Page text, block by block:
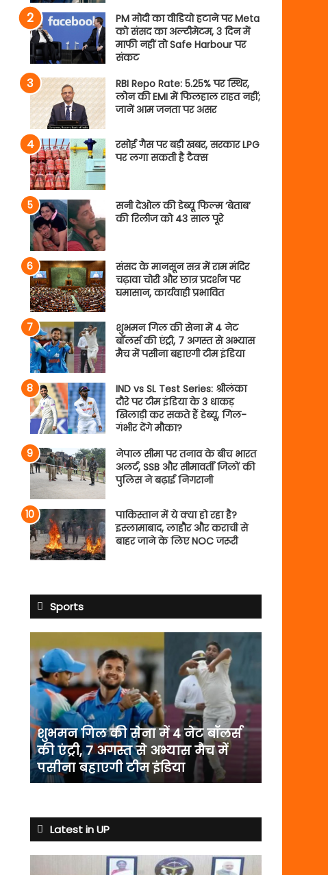
PM मोदी का वीडियो हटाने पर Meta
को संसद का अल्टीमेटम, 3 दिन में
माफी नहीं तो Safe Harbour पर
संकट
RBI Repo Rate: 5.25% पर स्थिर,
लोन की EMI में फिलहाल राहत नहीं;
जानें आम जनता पर असर
रसोई गैस पर बड़ी खबर, सरकार LPG
पर लगा सकती है टैक्स
सनी देओल की डेब्यू फिल्म ‘बेताब’
की रिलीज को 43 साल पूरे
संसद के मानसून सत्र में राम मंदिर
चढ़ावा चोरी और छात्र प्रदर्शन पर
घमासान, कार्यवाही प्रभावित
शुभमन गिल की सेना में 4 नेट
बॉलर्स की एंट्री, 7 अगस्त से अभ्यास
मैच में पसीना बहाएगी टीम इंडिया
IND vs SL Test Series: श्रीलंका
दौरे पर टीम इंडिया के 3 धाकड़
खिलाड़ी कर सकते हैं डेब्यू, गिल-
गंभीर देंगे मौका?
नेपाल सीमा पर तनाव के बीच भारत
अलर्ट, SSB और सीमावर्ती जिलों की
पुलिस ने बढ़ाई निगरानी
पाकिस्तान में ये क्या हो रहा है?
इस्लामाबाद, लाहौर और कराची से
बाहर जाने के लिए NOC जरूरी
Sports
गिल
की
सेना
4
नेट
बॉलर्स
की
एंट्री,
7
अभ्यास
मैच
में
शुभमन गिल की सेना में 4 नेट बॉलर्स
की एंट्री, 7 अगस्त से अभ्यास मैच में
पसीना बहाएगी टीम इंडिया
Latest in UP